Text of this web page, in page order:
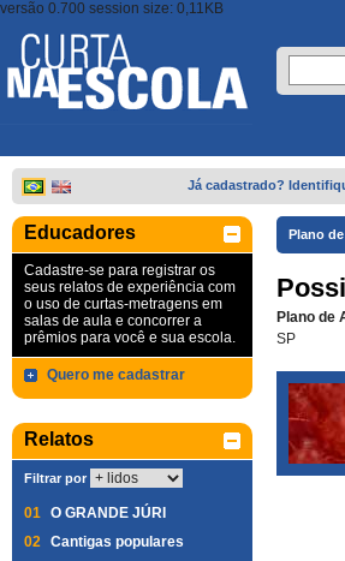
versão 0.700 session size: 0,11KB
Já cadastrado?
Educadores
Cadastre-se para registrar os
seus relatos de experiência com
o uso de curtas-metragens em
salas de aula e concorrer a
prêmios para você e sua escola.
Quero me cadastrar
Relatos
Filtrar por
01 O GRANDE JÚRI
02 Cantigas populares
Plano
Plano de
SP